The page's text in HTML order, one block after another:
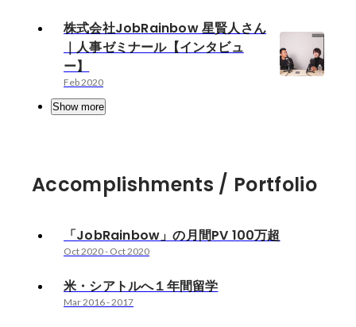
株式会社JobRainbow 星賢人さん
｜人事ゼミナール【インタビュ
ー】
Feb 2020
Show more
Accomplishments / Portfolio
「JobRainbow」の月間PV 100万超
Oct 2020- Oct 2020
米・シアトルへ１年間留学
Mar 2016-2017